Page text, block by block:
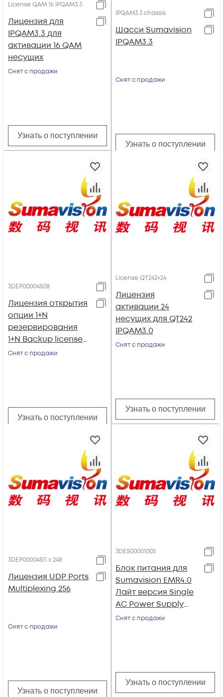
License QAM 16 IPQAM3.3
Лицензия для
IPQAM3.3 для
активации 16 QAM
несущих
Снят с продажи
Узнать о поступлении
IPQAM3.3 chassis
Шасси Sumavision
IPQAM3.3
Снят с продажи
Узнать о поступлении
3DEP00004S08
Лицензия открытия
опции 1+N
резервирования
1+N Backup license
Sumavision EMR 4.0
Снят с продажи
Узнать о поступлении
License QT242+24
Лицензия
активации 24
несущих для QT242
IPQAM3.0
Снят с продажи
Узнать о поступлении
3DEP00004S11 x 248
Лицензия UDP Ports
Multiplexing 256
Снят с продажи
Узнать о поступлении
3DES00001005
Блок питания для
Sumavision EMR4.0
Лайт версия Single
AC Power Supply
Module 300Вт
Снят с продажи
Узнать о поступлении